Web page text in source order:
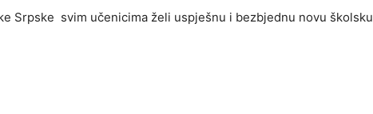
Srpske svim učenicima želi uspješnu i bezbjednu novu školsku